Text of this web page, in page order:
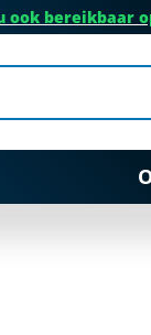
ook bereikbaar